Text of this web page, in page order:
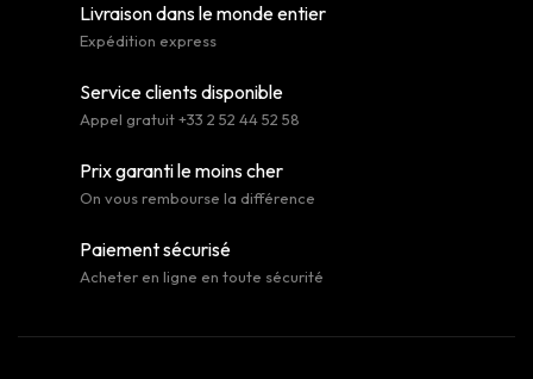
Livraison dans le monde entier
Expédition express
Service clients disponible
Appel gratuit +33 2 52 44 52 58
Prix garanti le moins cher
On vous rembourse la différence
Paiement sécurisé
Acheter en ligne en toute sécurité